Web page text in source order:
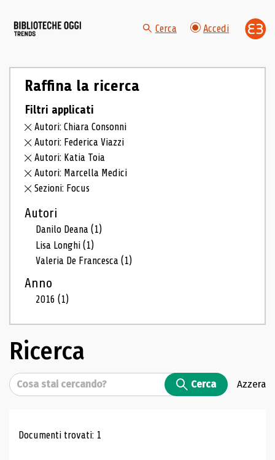
Cerca Accedi
Raffina la ricerca
Filtri applicati
Autori: Chiara Consonni
Autori: Federica Viazzi
Autori: Katia Toia
Autori: Marcella Medici
Sezioni: Focus
Autori
Danilo Deana(1)
Lisa Longhi(1)
Valeria De Francesca(1)
Anno
2016(1)
Ricerca
Cerca Cerca Azzera
Risultati di ricerca
Documenti trovati: 1